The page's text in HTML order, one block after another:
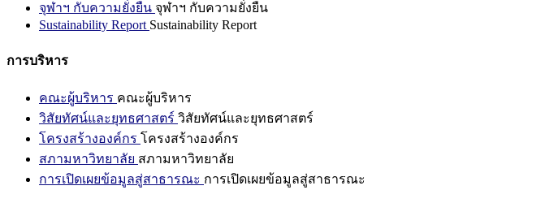
จุฬาฯ กับความยั่งยืน จุฬาฯ กับความยั่งยืน
Sustainability Report Sustainability Report
การบริหาร
คณะผู้บริหาร คณะผู้บริหาร
วิสัยทัศน์และยุทธศาสตร์ วิสัยทัศน์และยุทธศาสตร์
โครงสร้างองค์กร โครงสร้างองค์กร
สภามหาวิทยาลัย สภามหาวิทยาลัย
การเปิดเผยข้อมูลสู่สาธารณะ การเปิดเผยข้อมูลสู่สาธารณะ